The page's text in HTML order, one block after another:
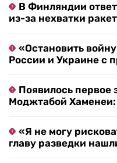
В Финляндии
из-за нехватки
«Остановить
России и Украине с
Появилось первое
Моджтабой Хаменеи:
«Я не могу
главу разведки